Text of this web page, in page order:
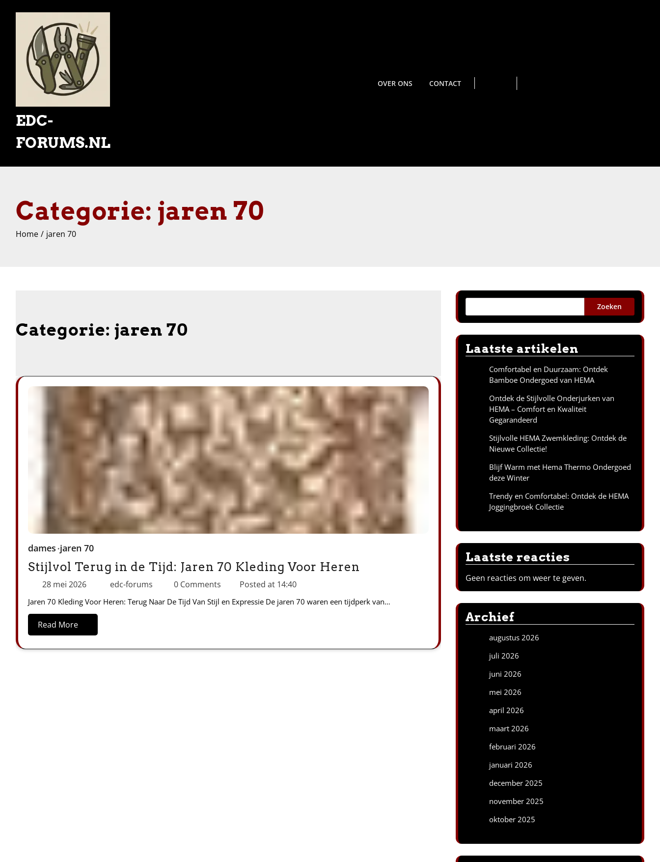
EDC-
FORUMS.NL
OVER ONS CONTACT
Categorie: jaren 70
Home jaren 70
Categorie: jaren 70
dames jaren 70
Stijlvol Terug in de Tijd: Jaren 70 Kleding Voor Heren
28 mei 2026 edc-forums 0 Comments Posted at 14:40
Jaren 70 Kleding Voor Heren: Terug Naar De Tijd Van Stijl en Expressie De jaren 70 waren een tijdperk van…
Read More
Zoeken
Laatste artikelen
Comfortabel en Duurzaam: Ontdek
Bamboe Ondergoed van HEMA
Ontdek de Stijlvolle Onderjurken van
HEMA – Comfort en Kwaliteit
Gegarandeerd
Stijlvolle HEMA Zwemkleding: Ontdek de
Nieuwe Collectie!
Blijf Warm met Hema Thermo Ondergoed
deze Winter
Trendy en Comfortabel: Ontdek de HEMA
Joggingbroek Collectie
Laatste reacties
Geen reacties om weer te geven.
Archief
augustus 2026
juli 2026
juni 2026
mei 2026
april 2026
maart 2026
februari 2026
januari 2026
december 2025
november 2025
oktober 2025